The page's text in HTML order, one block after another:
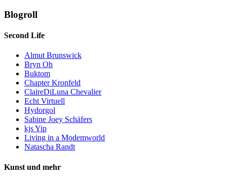
Blogroll
Second Life
Almut Brunswick
Bryn Oh
Buktom
Chapter Kronfeld
ClaireDiLuna Chevalier
Echt Virtuell
Hydorgol
Sabine Joey Schäfers
kjs Yip
Living in a Modemworld
Natascha Randt
Kunst und mehr